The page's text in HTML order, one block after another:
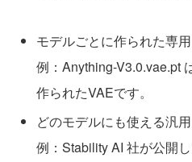
モデルごとに作られた専
例：Anything-V3.0.vae.pt
作られたVAEです。
どのモデルにも使える汎
例：Stability AI 社が公開